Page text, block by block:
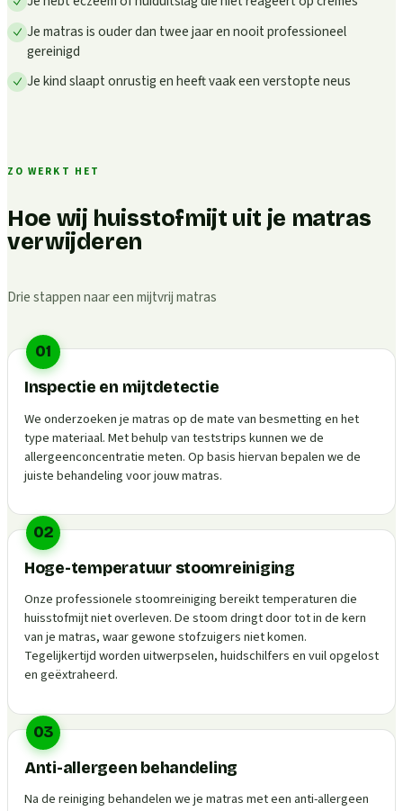
Je matras is ouder dan twee jaar en nooit professioneel
gereinigd
Je kind slaapt onrustig en heeft vaak een verstopte neus
ZO WERKT HET
Hoe wij huisstofmijt uit je matras
verwijderen
Drie stappen naar een mijtvrij matras
01
Inspectie en mijtdetectie
We onderzoeken je matras op de mate van besmetting en het
type materiaal. Met behulp van teststrips kunnen we de
allergeenconcentratie meten. Op basis hiervan bepalen we de
juiste behandeling voor jouw matras.
02
Hoge-temperatuur stoomreiniging
Onze professionele stoomreiniging bereikt temperaturen die
huisstofmijt niet overleven. De stoom dringt door tot in de kern
van je matras, waar gewone stofzuigers niet komen.
Tegelijkertijd worden uitwerpselen, huidschilfers en vuil opgelost
en geëxtraheerd.
03
Anti-allergeen behandeling
Na de reiniging behandelen we je matras met een anti-allergeen